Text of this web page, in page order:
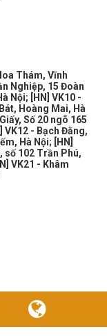
Thám, Vĩnh
Nghiệp, 15 Đoàn
Nội;
[HN] VK10 -
Hoàng Mai, Hà
Số 20 ngõ 165
VK12 - Bạch Đằng,
Hà Nội;
[HN]
số 102 Trần Phú,
VK21 - Khâm